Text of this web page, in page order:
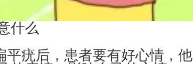
什么
疣后，患者要有好心情，他